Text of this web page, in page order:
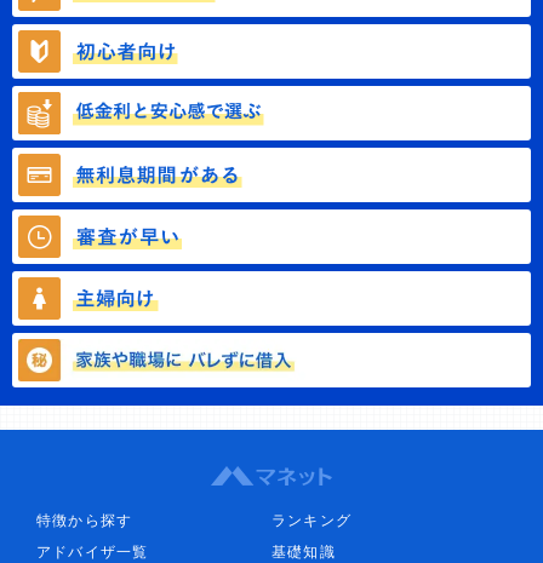
特徴から探す
ランキング
アドバイザ一覧
基礎知識